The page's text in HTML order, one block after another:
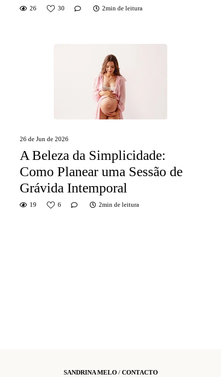
26 30 2min de leitura
26 de Jun de 2026
A Beleza da Simplicidade:
Como Planear uma Sessão de
Grávida Intemporal
19 6 2min de leitura
SANDRINA MELO/ CONTACTO